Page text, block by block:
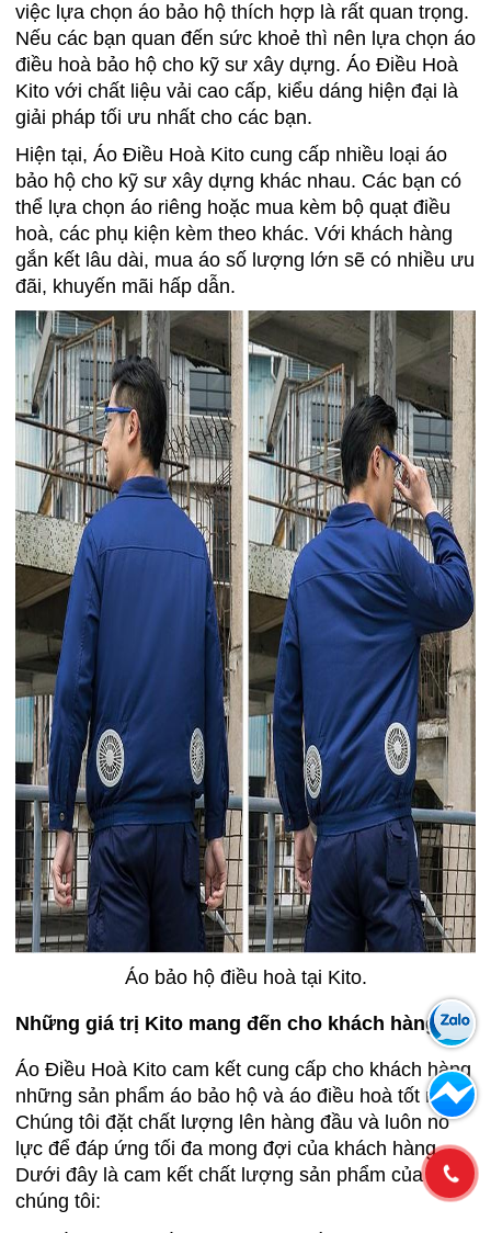
việc lựa chọn áo bảo hộ thích hợp là rất quan trọng.
Nếu các bạn quan đến sức khoẻ thì nên lựa chọn áo
điều hoà bảo hộ cho kỹ sư xây dựng. Áo Điều Hoà
Kito với chất liệu vải cao cấp, kiểu dáng hiện đại là
giải pháp tối ưu nhất cho các bạn.
Hiện tại, Áo Điều Hoà Kito cung cấp nhiều loại áo
bảo hộ cho kỹ sư xây dựng khác nhau. Các bạn có
thể lựa chọn áo riêng hoặc mua kèm bộ quạt điều
hoà, các phụ kiện kèm theo khác. Với khách hàng
gắn kết lâu dài, mua áo số lượng lớn sẽ có nhiều ưu
đãi, khuyến mãi hấp dẫn.
Áo bảo hộ điều hoà tại Kito.
Những giá trị Kito mang đến cho khách hàng
Áo Điều Hoà Kito cam kết cung cấp cho khách hàng
những sản phẩm áo bảo hộ và áo điều hoà tốt nhất.
Chúng tôi đặt chất lượng lên hàng đầu và luôn nỗ
lực để đáp ứng tối đa mong đợi của khách hàng.
Dưới đây là cam kết chất lượng sản phẩm của
chúng tôi: